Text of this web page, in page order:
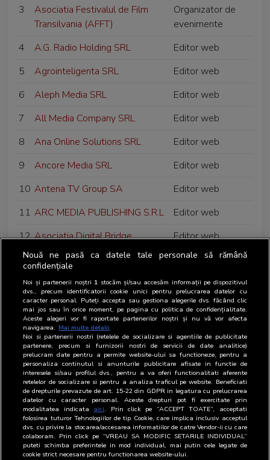
3
Asociatia Festivalul de Film
Transilvania (AFFT)
Organizator de
evenimente
4
A.G. Radio Holding SRL
Editor web
5
Agrointeligenta SRL
Editor web
6
Aleph Media SRL
Editor web
7
All Media Company SRL
Editor web
8
Ana Online Solutions SRL
Editor web
9
Ancore Media SRL
Editor web
10 Antena TV Group SA
Editor web
11 ARC MEDIA PUBLISHING S.R.L
Editor web
12 Asociatia Digital Bridge
Editor web
13 Adevarul Holding SRL
Editor
14 Alias Publishing SRL
Editor
15 Anotimp Casa de Presa si
Editura SA
Editor
16 Antena 3 SA
Editor
17 Apulum 94 SRL
Editor
18 Alliance Healthcare Romania
SRL
Client de
publicitate
19 Auchan Romania SA
Client de
publicitate
Nouă ne pasă ca datele tale personale să rămână
confidențiale
Noi și partenerii noștri 1 stocăm și/sau accesăm informații pe dispozitivul
dvs., precum identificatorii cookie unici pentru prelucrarea datelor cu
caracter personal. Puteți accepta sau gestiona alegerile dvs. făcând clic
mai jos sau în orice moment, pe pagina cu politica de confidențialitate.
Aceste alegeri vor fi raportate partenerilor noștri și nu vă vor afecta
navigarea. Mai multe detalii
Noi si partenerii nostri (retelele de socializare si agentiile de publicitate
partenere, precum si furnizorii nostri de servicii de date analitice)
prelucram date pentru a permite website-ului sa functioneze, pentru a
personaliza continutul si anunturile publicitare afisate in functie de
interesele si/sau profilul dvs., pentru a va oferi functionalitati aferente
retelelor de socializare si pentru a analiza traficul pe website. Beneficiati
de drepturile prevazute de art. 15-22 din GDPR in legatura cu prelucrarea
datelor cu caracter personal. Aceste drepturi pot fi exercitate prin
modalitatea indicata aici. Prin click pe “ACCEPT TOATE”, acceptati
folosirea tuturor Tehnologiilor de tip Cookie, care implica inclusiv acceptul
dvs. cu privire la stocarea/accesarea informatiilor de catre Vendor-ii cu care
colaboram. Prin click pe “VREAU SA MODIFIC SETARILE INDIVIDUAL”
puteti schimba preferintele in mod individual, mai putin cele legate de
cookie strict necesare pentru functionarea website-ului.